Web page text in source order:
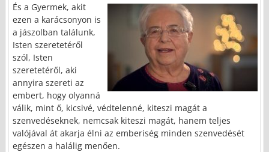
És a Gyermek, akit
ezen a karácsonyon is
a jászolban találunk,
Isten szeretetéről
szól, Isten
szeretetéről, aki
annyira szereti az
embert, hogy olyanná
válik, mint ő, kicsivé, védtelenné, kiteszi magát a
szenvedéseknek, nemcsak kiteszi magát, hanem teljes
valójával át akarja élni az emberiség minden szenvedését
egészen a halálig menően.